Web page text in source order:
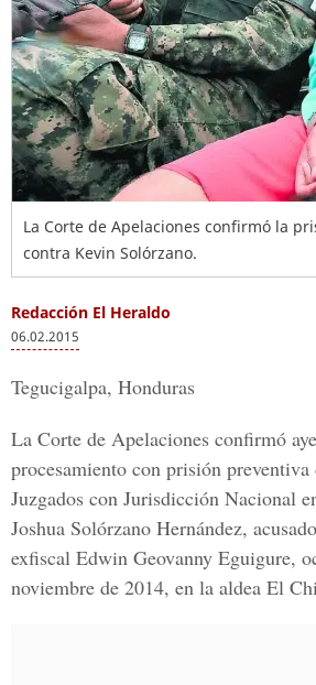
La Corte de Apelaciones confirmó la
contra Kevin Solórzano.
Redacción El Heraldo
06.02.2015
Tegucigalpa, Honduras
La Corte de Apelaciones confirmó
procesamiento con prisión
Juzgados con Jurisdicción Nacional
Joshua Solórzano Hernández,
exfiscal Edwin Geovanny Eguigure,
noviembre de 2014, en la aldea El